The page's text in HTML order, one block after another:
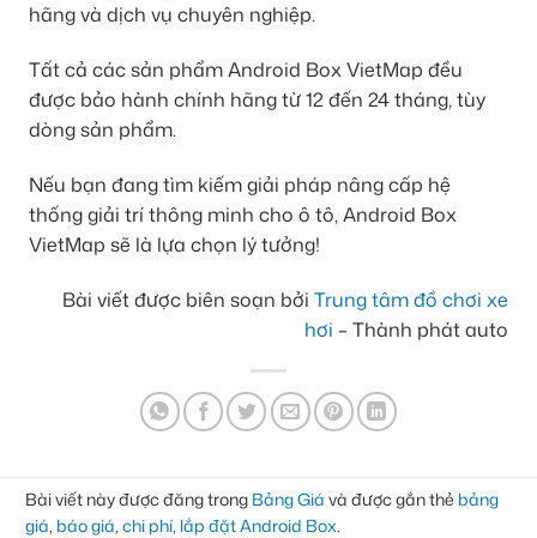
hãng và dịch vụ chuyên nghiệp.
Tất cả các sản phẩm Android Box VietMap đều
được bảo hành chính hãng từ 12 đến 24 tháng, tùy
dòng sản phẩm.
Nếu bạn đang tìm kiếm giải pháp nâng cấp hệ
thống giải trí thông minh cho ô tô, Android Box
VietMap sẽ là lựa chọn lý tưởng!
Bài viết được biên soạn bởi Trung tâm đồ chơi xe
hơi – Thành phát auto
Bài viết này được đăng trong Bảng Giá và được gắn thẻ bảng
giá báo giá chi phí lắp đặt Android Box